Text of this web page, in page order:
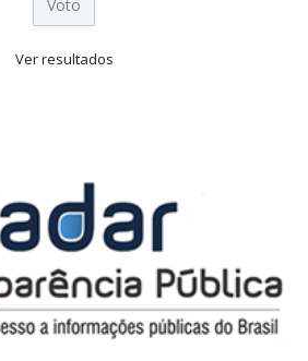
Ver resultados